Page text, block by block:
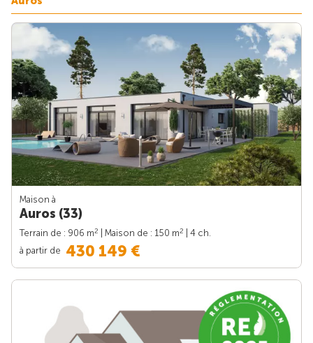
Maison à
Auros (33)
Terrain de : 906 m2 | Maison de : 150 m2
| 4 ch.
à partir de 430 149 €